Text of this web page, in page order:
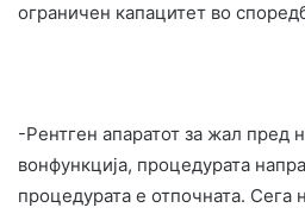
ограничен капацитет во
-Рентген апаратот за жал пред
вонфункција, процедурата
процедурата е отпочната. Сега